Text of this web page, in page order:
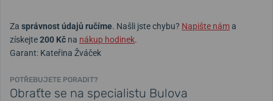
Za správnost údajů ručíme. Našli jste chybu? Napište náma
získejte200 Kč na nákup hodinek.
Garant: Kateřina Žváček
POTŘEBUJETE PORADIT?
Obraťte se na specialistu Bulova